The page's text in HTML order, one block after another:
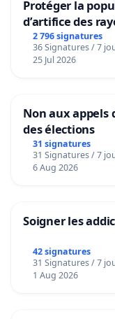
Protéger la
d’artifice des
2 796 signatures
36 Signatures / 7
25 Jul 2026
Non aux appels
des élections
31 signatures
31 Signatures / 7
6 Aug 2026
Soigner les
42 signatures
31 Signatures / 7
1 Aug 2026